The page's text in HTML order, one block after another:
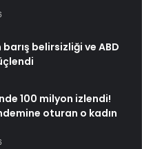
belirsizliği ve ABD
100 milyon izlendi!
oturan o kadın